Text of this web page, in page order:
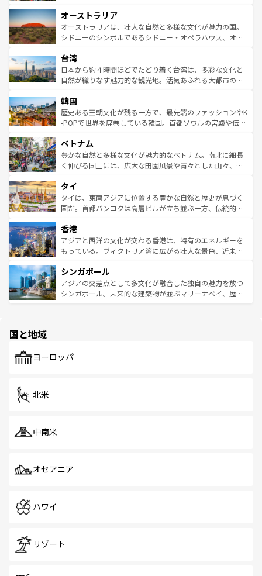
部のニューオーリンズでは、音楽と美食が融合した独特の
文化が魅力。旅行者はアメリカの各地域で異なる魅力を楽
しみながら、その多様性と豊かな歴史を感じることができ
ならではの贅沢な旅のスタイルだ。 なお、新着のアメリカ
情報はコンテンツ一覧を参照してほしい。
ワイ島は見逃せない。また、定番の観光地といえばオアフ
島だが、静かな自然を求めるならマウイ島やカウアイ島が
おすすめ。エメラルドグリーンに輝く海をはじめ、豊かな
れるおもてなしの心で訪れる人々を迎えてくれるハワイの
人々、おいしいローカルフードやハワイアンミュージッ
ク、伝統的なフラダンスなど、すべてがハワイの魅力を彩
ワイを、存分に味わってほしい。 なお、新着のハワイ情報
はコンテンツ一覧を参照してほしい。
オーストラリア
オーストラリアは、壮大な自然と多様な文化が魅力の国。
シドニーのシンボルであるシドニー・オペラハウス、オー
リアリーフや大陸中央部にそびえるウルル（エアーズロッ
ク）、タスマニアの美しい原生林やケアンズの熱帯雨林な
ど、見どころがたくさん。また、カフェやワイン、オージ
いる。アクティビティも充実しており、サーフィンやダイ
ビング、ハイキングなど、アウトドア好きにはたまらな
い。オーストラリアの多彩な魅力を存分に味わいつくそ
参照してほしい。
台湾
日本から約４時間ほどでたどり着く台湾は、多彩な文化と
自然が織りなす魅力的な観光地。活気あふれる大都市の台
ン）、静ひつな山岳地帯である台湾東部など、都市の喧騒
と山間の静けさが共存しており、訪れる人に新しい発見と
驚きをもたらしてくれる。また、奥深い台湾の食文化も魅
容にもいいと評判のスイーツなど、バラエティ豊かな料理
が味わえる。 なお、新着の台湾情報は コンテンツ一覧を参
照してほしい。
韓国
歴史ある王朝文化が残る一方で、最先端のファッションやK
-POPで世界を席巻している韓国。首都ソウルの宮殿や伝統
き、地方に足を延ばせば四季折々の自然美を楽しむことが
できる。そして、キムチや焼肉、絶品のストリートフード
まで、さまざまな韓国料理が待っている。夜には、韓国な
リティに包まれながら、韓国の多彩な魅力を心ゆくまで味
わってみてほしい。 なお、新着の韓国情報はコンテンツ一
覧を参照してほしい。
ベトナム
豊かな自然と多様な文化が魅力的なベトナム。南北に細長
く伸びる国土には、広大な田園風景や青々とした山々、世
急速な発展と共に伝統が息づく。ハノイの古い町並みやホ
ーチミン市のフランス統治時代の建物も、独特の雰囲気を
醸し出している。また、バラエティの豊かさとおいしさで
とつ。フォーやバインミー、ベトナムコーヒーなどは、ぜ
ひ現地で味わいたい。どの地域を訪れてもあたたかい人々
が旅行者を迎えてくれるので、きっと忘れられない旅にな
参照してほしい。
タイ
タイは、東南アジアに位置する豊かな自然と歴史が息づく
国だ。首都バンコクは高層ビルが立ち並ぶ一方、伝統的な
の活気が交差している。北部ではチェンマイなどの山岳地
帯で自然と触れ合い、南部ではプーケットやクラビの美し
いビーチでリゾート気分を楽しむことができる。タイ料理
激する。気候は一年中温暖で、どの季節にも異なる楽しみ
が待っている。親しみやすいタイの人々、仏教を中心とし
た文化、そして多様な観光資源が、訪れる旅人を魅了し続
香港
アジアと西洋の文化が交わる香港は、特有のエネルギーを
もっている。ヴィクトリア湾に広がる壮大な景色、近未来
み、どこを訪れても感動するはず。観光スポットが密集し
ており、効率よく見どころを回れるのも魅力。息をのむよ
うな絶景から文化的な体験まで、香港を存分に楽しみ尽く
シンガポール
アジアの交差点として多文化が融合した独自の魅力を放つ
シンガポール。未来的な建築物が並ぶマリーナベイ、歴史
で、ホーカーズは地元の風情を楽しめる外せないスポット
国と地域
ヨーロッパ
北米
中南米
オセアニア
ハワイ
リゾート